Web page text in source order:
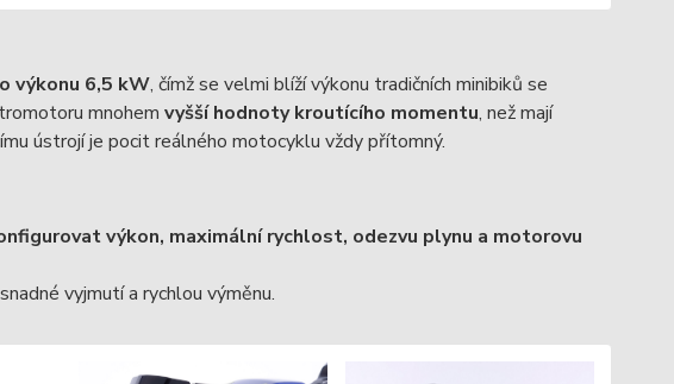
výkonu 6,5 kW, čímž se velmi blíží výkonu tradičních minibiků se
mnohem vyšší hodnoty kroutícího momentu, než mají
ústrojí je pocit reálného motocyklu vždy přítomný.
výkon, maximální rychlost, odezvu plynu a motorovu
vyjmutí a rychlou výměnu.